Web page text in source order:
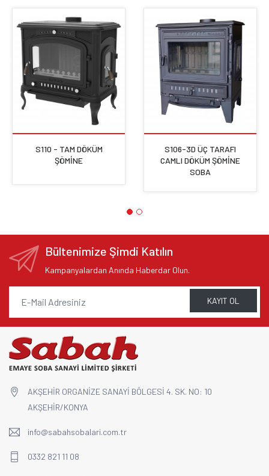
S110 - TAM DÖKÜM
ŞÖMİNE
S106-3D ÜÇ TARAFI
CAMLI DÖKÜM ŞÖMİNE
SOBA
Bültenimize Şimdi Katılın
Kampanyalardan Anında Haberdar Olun.
KAYIT OL
AKŞEHİR ORGANİZE SANAYİ BÖLGESİ 4. SK. NO: 10
AKŞEHİR/KONYA
info@sabahsobalari.com.tr
0332 821 11 08